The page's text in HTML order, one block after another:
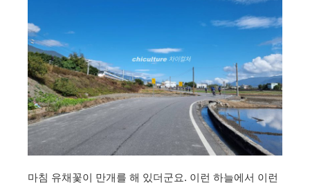
마침 유채꽃이 만개를 해 있더군요. 이런 하늘에서 이런